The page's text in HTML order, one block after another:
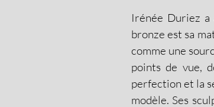
Irénée Duriez a
bronze est sa
comme une
points de vue,
perfection et la
modèle. Ses